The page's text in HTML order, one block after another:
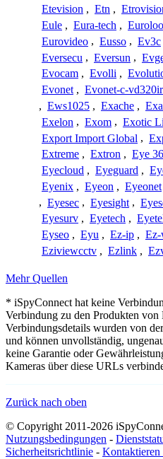
Etevision , Etn ,
Eule , Eura-tech ,
Eurovideo , Eusso , Ev3c
Eversecu , Eversun ,
Evocam , Evolli ,
Evonet , Evonet-c-vd320ir
, Ews1025 , Exache ,
Exelon , Exom , Exotic
Export Import Global ,
Extreme , Extron , Eye
Eyecloud , Eyeguard ,
Eyenix , Eyeon , Eyeonet
, Eyesec , Eyesight ,
Eyesurv , Eyetech ,
Eyseo , Eyu , Ez-ip , Ez-
Eziviewcctv , Ezlink ,
Mehr Quellen
* iSpyConnect hat keine
Verbindung zu den Produkten von
Verbindungsdetails wurden von
und können unvollständig,
keine Garantie oder
Kameras über diese URLs
Zurück nach oben
© Copyright 2011-2026
Nutzungsbedingungen -
Sicherheitsrichtlinie - Kontaktieren